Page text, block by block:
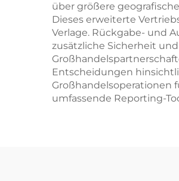
über größere
Dieses erweiterte
Verlage. Rückgabe- und
zusätzliche Sicherheit
Entscheidungen
Großhandelsoperationen
umfassende Reporting-